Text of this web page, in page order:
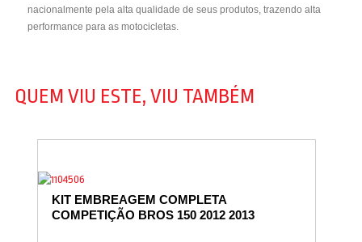
nacionalmente pela alta qualidade de seus produtos, trazendo alta
performance para as motocicletas.
QUEM VIU ESTE, VIU TAMBÉM
KIT EMBREAGEM COMPLETA
COMPETIÇÃO BROS 150 2012 2013